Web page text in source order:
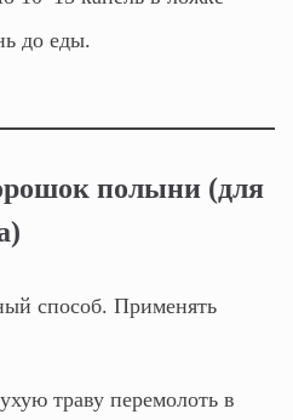
до еды.
полыни (для
способ. Применять
траву перемолоть в